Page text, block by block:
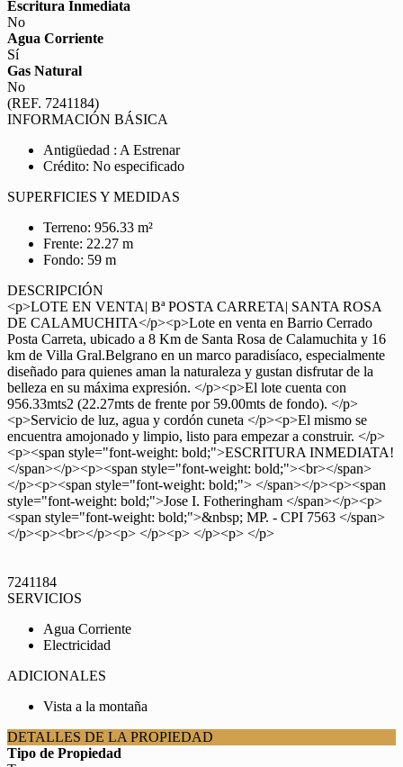
Escritura Inmediata
No
Agua Corriente
Sí
Gas Natural
No
(REF. 7241184)
INFORMACIÓN BÁSICA
Antigüedad : A Estrenar
Crédito: No especificado
SUPERFICIES Y MEDIDAS
Terreno: 956.33 m²
Frente: 22.27 m
Fondo: 59 m
DESCRIPCIÓN
<p>LOTE EN VENTA| Bª POSTA CARRETA| SANTA ROSA
DE CALAMUCHITA</p><p>Lote en venta en Barrio Cerrado
Posta Carreta, ubicado a 8 Km de Santa Rosa de Calamuchita y 16
km de Villa Gral.Belgrano en un marco paradisíaco, especialmente
diseñado para quienes aman la naturaleza y gustan disfrutar de la
belleza en su máxima expresión. </p><p>El lote cuenta con
956.33mts2 (22.27mts de frente por 59.00mts de fondo). </p>
<p>Servicio de luz, agua y cordón cuneta </p><p>El mismo se
encuentra amojonado y limpio, listo para empezar a construir. </p>
<p><span style="font-weight: bold;">ESCRITURA INMEDIATA!
</span></p><p><span style="font-weight: bold;"><br></span>
</p><p><span style="font-weight: bold;"> </span></p><p><span
style="font-weight: bold;">Jose I. Fotheringham </span></p><p>
<span style="font-weight: bold;">&nbsp; MP. - CPI 7563 </span>
</p><p><br></p><p> </p><p> </p><p> </p>
7241184
SERVICIOS
Agua Corriente
Electricidad
ADICIONALES
Vista a la montaña
DETALLES DE LA PROPIEDAD
Tipo de Propiedad